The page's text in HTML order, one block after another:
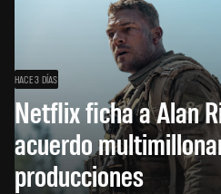
HACE 3 DÍAS
Netflix ficha a Alan
acuerdo
producciones